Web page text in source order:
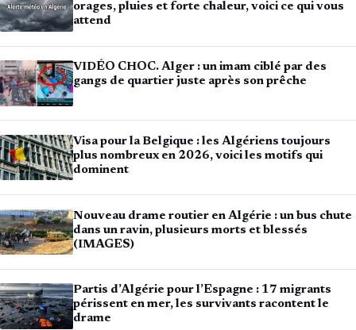
orages, pluies et forte chaleur, voici ce qui vous
attend
VIDÉO CHOC. Alger : un imam ciblé par des
gangs de quartier juste après son prêche
Visa pour la Belgique : les Algériens toujours
plus nombreux en 2026, voici les motifs qui
dominent
Nouveau drame routier en Algérie : un bus chute
dans un ravin, plusieurs morts et blessés
(IMAGES)
Partis d’Algérie pour l’Espagne : 17 migrants
périssent en mer, les survivants racontent le
drame